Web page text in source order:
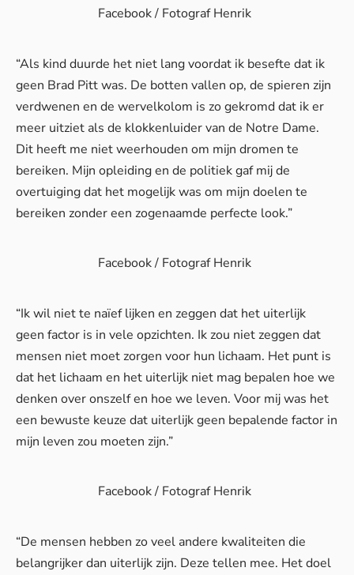
Facebook / Fotograf Henrik
“Als kind duurde het niet lang voordat ik besefte dat ik
geen Brad Pitt was. De botten vallen op, de spieren zijn
verdwenen en de wervelkolom is zo gekromd dat ik er
meer uitziet als de klokkenluider van de Notre Dame.
Dit heeft me niet weerhouden om mijn dromen te
bereiken. Mijn opleiding en de politiek gaf mij de
overtuiging dat het mogelijk was om mijn doelen te
bereiken zonder een zogenaamde perfecte look.”
Facebook / Fotograf Henrik
“Ik wil niet te naïef lijken en zeggen dat het uiterlijk
geen factor is in vele opzichten. Ik zou niet zeggen dat
mensen niet moet zorgen voor hun lichaam. Het punt is
dat het lichaam en het uiterlijk niet mag bepalen hoe we
denken over onszelf en hoe we leven. Voor mij was het
een bewuste keuze dat uiterlijk geen bepalende factor in
mijn leven zou moeten zijn.”
Facebook / Fotograf Henrik
“De mensen hebben zo veel andere kwaliteiten die
belangrijker dan uiterlijk zijn. Deze tellen mee. Het doel